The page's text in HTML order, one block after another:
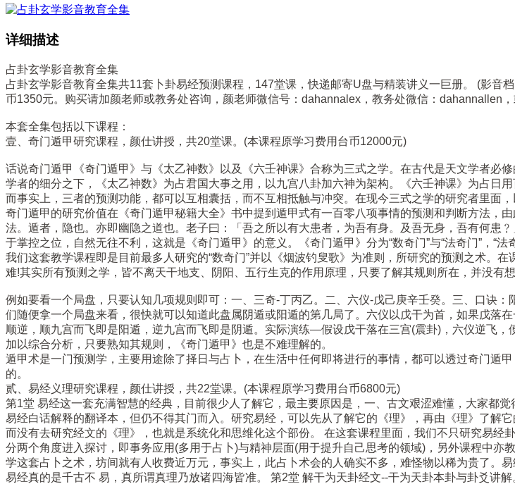
详细描述
占卦玄学影音教育全集
占卦玄学影音教育全集共11套卜卦易经预测课程，147堂课，快递邮寄U盘与精装讲义一巨册。 (影
币1350元。购买请加颜老师或教务处咨询，颜老师微信号：dahannalex，教务处微信：dahannallen
本套全集包括以下课程：
壹、奇门遁甲研究课程，颜仕讲授，共20堂课。(本课程原学习费用台币12000元)
话说奇门遁甲《奇门遁甲》与《太乙神数》以及《六壬神课》合称为三式之学。在古代是天文学者必
学者的细分之下，《太乙神数》为占君国大事之用，以九宫八卦加六神为架构。《六壬神课》为占日
而事实上，三者的预测功能，都可以互相囊括，而不互相抵触与冲突。在现今三式之学的研究者里面
奇门遁甲的研究价值在《奇门遁甲秘籍大全》书中提到遁甲式有一百零八项事情的预测和判断方法，
法。遁者，隐也。亦即幽隐之道也。老子曰：「吾之所以有大患者，为吾有身。及吾无身，吾有何患
于掌控之位，自然无往不利，这就是《奇门遁甲》的意义。《奇门遁甲》分为“数奇门”与“法奇门”，“
我们这套教学课程即是目前最多人研究的“数奇门”并以《烟波钓叟歌》为准则，所研究的预测之术。
难!其实所有预测之学，皆不离天干地支、阴阳、五行生克的作用原理，只要了解其规则所在，并没有想
例如要看一个局盘，只要认知几项规则即可：一、三奇-丁丙乙。二、六仪-戊己庚辛壬癸。三、口诀
们随便拿一个局盘来看，很快就可以知道此盘属阴遁或阳遁的第几局了。六仪以戊干为首，如果戊
顺逆，顺九宫而飞即是阳遁，逆九宫而飞即是阴遁。实际演练—假设戊干落在三宫(震卦)，六仪逆飞
加以综合分析，只要熟知其规则，《奇门遁甲》也是不难理解的。
遁甲术是一门预测学，主要用途除了择日与占卜，在生活中任何即将进行的事情，都可以透过奇门遁
的。
贰、易经义理研究课程，颜仕讲授，共22堂课。(本课程原学习费用台币6800元)
第1堂 易经这一套充满智慧的经典，目前很少人了解它，最主要原因是，一、古文艰涩难懂，大家都
易经白话解释的翻译本，但仍不得其门而入。研究易经，可以先从了解它的《理》，再由《理》了解
而没有去研究经文的《理》，也就是系统化和思维化这个部份。 在这套课程里面，我们不只研究易
分两个角度进入探讨，即事务应用(多用于占卜)与精神层面(用于提升自己思考的领域)，另外课程中
学这套占卜之术，坊间就有人收费近万元，事实上，此占卜术会的人确实不多，难怪物以稀为贵了。
易经真的是千古不 易，真所谓真理乃放诸四海皆准。 第2堂 解干为天卦经文--干为天卦本卦与卦爻讲